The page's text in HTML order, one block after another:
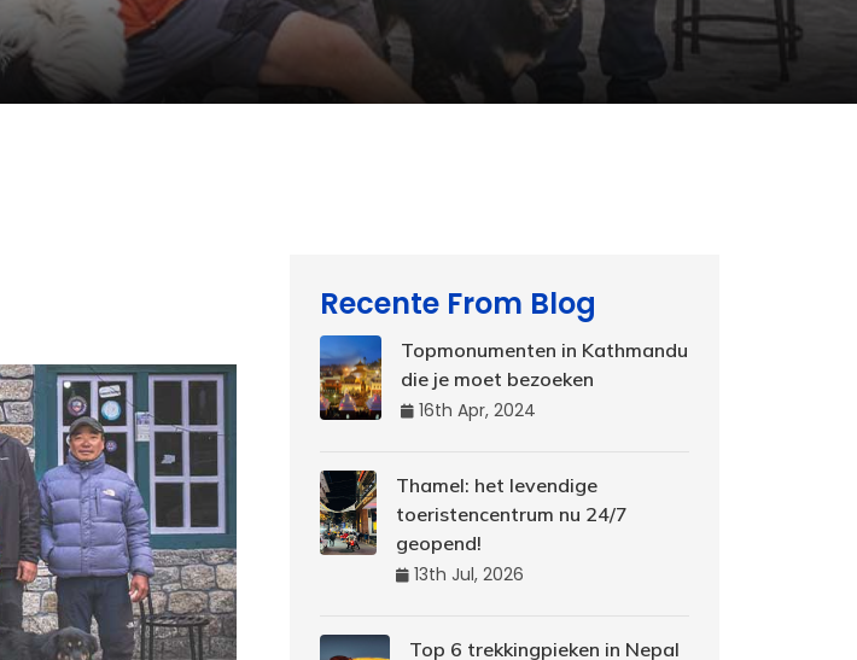
Recente From Blog
Topmonumenten in Kathmandu
die je moet bezoeken
16th Apr, 2024
Thamel: het levendige
toeristencentrum nu 24/7
geopend!
13th Jul, 2026
Top 6 trekkingpieken in Nepal